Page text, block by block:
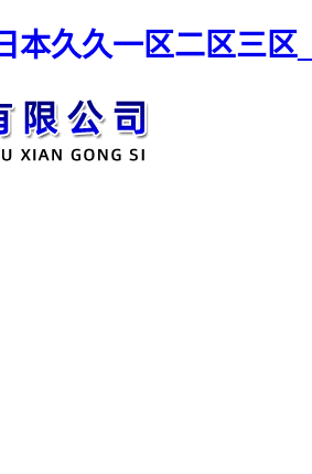
本久久一区二区三